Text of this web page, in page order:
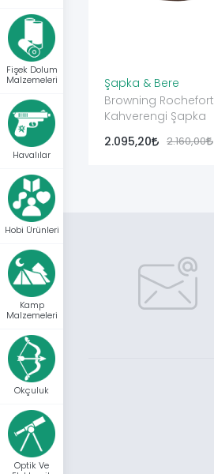
Fişek Dolum
Malzemeleri
Havalılar
Hobi Ürünleri
Kamp
Malzemeleri
Okçuluk
Optik Ve
Şapka & Bere
Browning Rochefort
Kahverengi Şapka
2.095,20 2.160,00